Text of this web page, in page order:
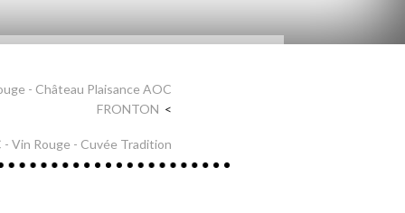
- Château Plaisance AOC
FRONTON
Vin Rouge - Cuvée Tradition